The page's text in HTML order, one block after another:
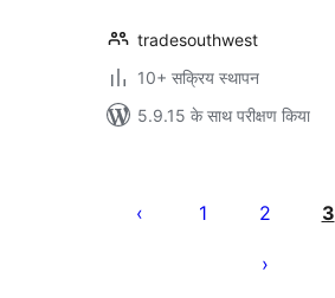
tradesouthwest
10+ सक्रिय स्थापन
5.9.15 के साथ परीक्षण किया
पेजिनेशन
1 2 3